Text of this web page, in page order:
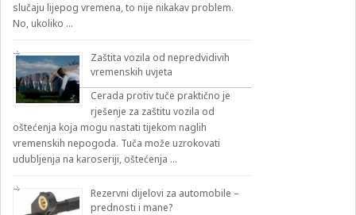
slučaju lijepog vremena, to nije nikakav problem.
No, ukoliko …
Zaštita vozila od nepredvidivih
vremenskih uvjeta
Cerada protiv tuče praktično je
rješenje za zaštitu vozila od
oštećenja koja mogu nastati tijekom naglih
vremenskih nepogoda. Tuča može uzrokovati
udubljenja na karoseriji, oštećenja …
Rezervni dijelovi za automobile –
prednosti i mane?